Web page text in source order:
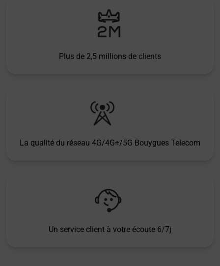
Plus de 2,5 millions de clients
La qualité du réseau 4G/4G+/5G Bouygues Telecom
Un service client à votre écoute 6/7j